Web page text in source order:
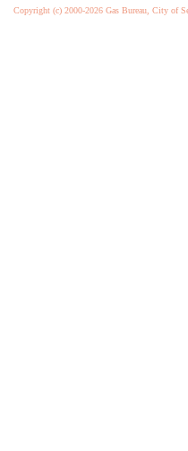
Copyright (c) 2000-2026 Gas Bureau, City of